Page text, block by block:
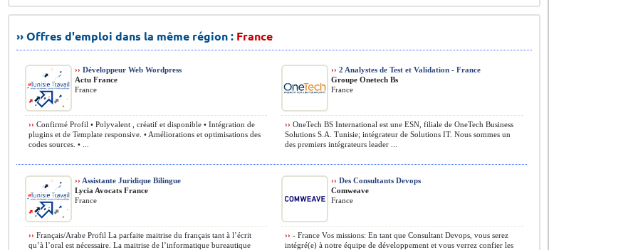
›› Offres d'emploi dans la même région : France
›› Développeur Web Wordpress
Actu France
France
›› Confirmé Profil • Polyvalent , créatif et disponible • Intégration de
plugins et de Template responsive. • Améliorations et optimisations des
codes sources. • ...
›› 2 Analystes de Test et Validation - France
Groupe Onetech Bs
France
›› OneTech BS International est une ESN, filiale de OneTech Business
Solutions S.A. Tunisie; intégrateur de Solutions IT. Nous sommes un
des premiers intégrateurs leader ...
›› Assistante Juridique Bilingue
Lycia Avocats France
France
›› Français/Arabe Profil La parfaite maitrise du français tant à l’écrit
qu’à l’oral est nécessaire. La maitrise de l’informatique bureautique
›› Des Consultants Devops
Comweave
France
›› - France Vos missions: En tant que Consultant Devops, vous serez
intégré(e) à notre équipe de développement et vous verrez confier les